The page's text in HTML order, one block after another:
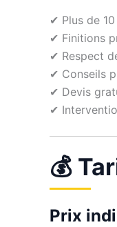
✔ Plus de
✔ Finitions
✔ Respect
✔ Conseils
✔ Devis
✔
💰
Prix